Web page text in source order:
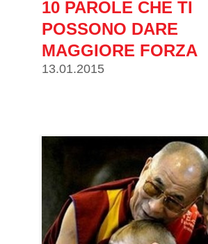
10 PAROLE CHE TI
POSSONO DARE
MAGGIORE FORZA
13.01.2015